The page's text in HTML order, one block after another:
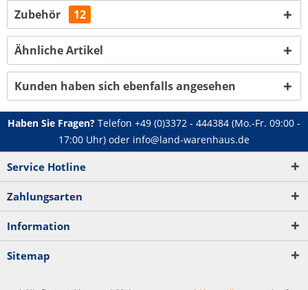
Zubehör 12
Ähnliche Artikel
Kunden haben sich ebenfalls angesehen
Haben Sie Fragen? Telefon +49 (0)3372 - 444384 (Mo.-Fr. 09:00 -
17:00 Uhr) oder info@land-warenhaus.de
Service Hotline
Zahlungsarten
Information
Sitemap